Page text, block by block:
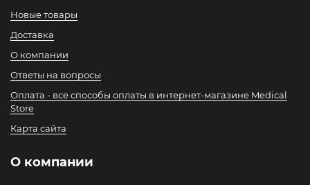
Новые товары
Доставка
О компании
Ответы на вопросы
Оплата - все способы оплаты в интернет-магазине Medical
Store
Карта сайта
О компании